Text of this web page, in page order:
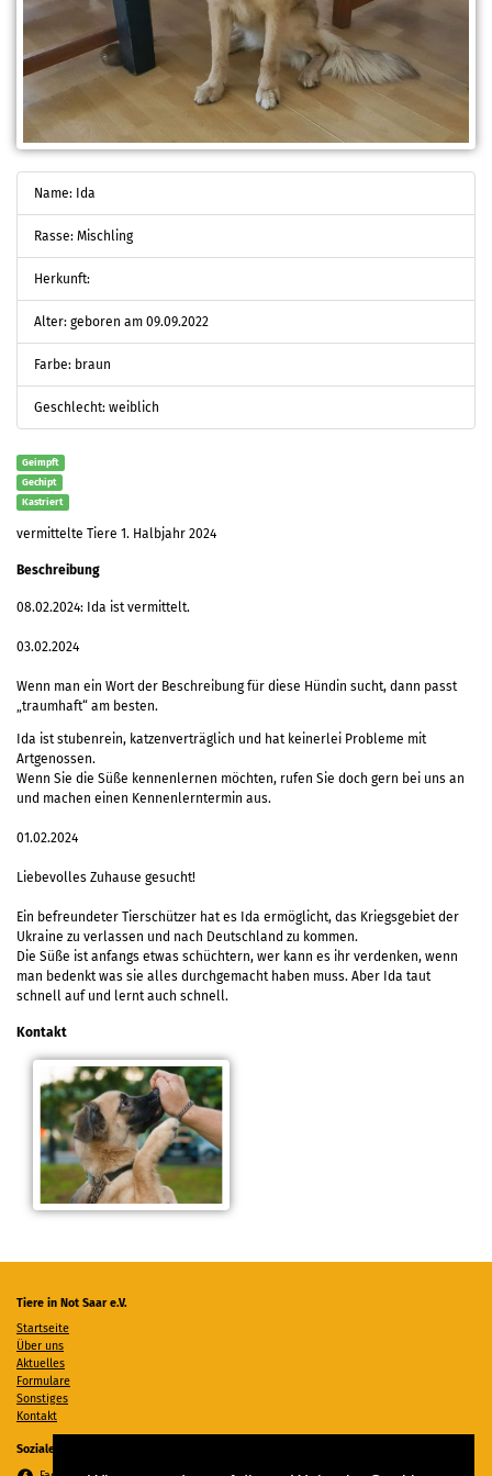
Name: Ida
Rasse: Mischling
Herkunft:
Alter: geboren am 09.09.2022
Farbe: braun
Geschlecht: weiblich
Geimpft
Gechipt
Kastriert
vermittelte Tiere 1. Halbjahr 2024
Beschreibung
08.02.2024: Ida ist vermittelt.
03.02.2024
Wenn man ein Wort der Beschreibung für diese Hündin sucht, dann passt
„traumhaft“ am besten.
Ida ist stubenrein, katzenverträglich und hat keinerlei Probleme mit
Artgenossen.
Wenn Sie die Süße kennenlernen möchten, rufen Sie doch gern bei uns an
und machen einen Kennenlerntermin aus.
01.02.2024
Liebevolles Zuhause gesucht!
Ein befreundeter Tierschützer hat es Ida ermöglicht, das Kriegsgebiet der
Ukraine zu verlassen und nach Deutschland zu kommen.
Die Süße ist anfangs etwas schüchtern, wer kann es ihr verdenken, wenn
man bedenkt was sie alles durchgemacht haben muss. Aber Ida taut
schnell auf und lernt auch schnell.
Kontakt
Tiere in Not Saar e.V.
Startseite
Über uns
Aktuelles
Formulare
Sonstiges
Kontakt
Soziale Medien